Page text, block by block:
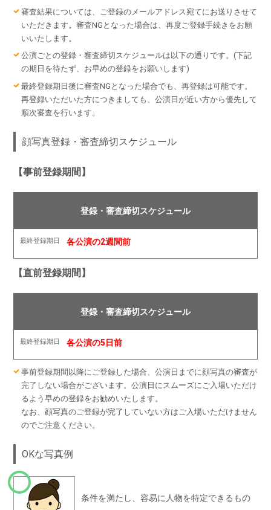
審査結果については、ご登録のメールアドレス宛てにお送りさせて
いただきます。審査NGとなった場合は、再度ご登録手続きをお願
いいたします。
公演ごとの登録・審査締切スケジュールは以下の通りです。(下記
の期日を待たず、お早めの登録をお願いします)
最終登録期日後に審査NGとなった場合でも、再登録は可能です。
再登録いただいた方につきましても、公演日が近い方から優先して
順次審査を行います。
顔写真登録・審査締切スケジュール
【事前登録期間】
各公演の2週間前
【直前登録期間】
各公演の5日前
事前登録期間以降にご登録した場合、公演日までに顔写真の審査が
完了しない場合がございます。公演日にスムーズにご入場いただけ
るよう早めの登録をお勧めいたします。
なお、顔写真のご登録が完了していない方はご入場いただけません
のでご注意ください。
OKな写真例
条件を満たし、容易に人物を特定できるもの